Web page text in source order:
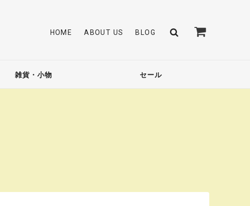
HOME ABOUT US BLOG
雑貨・小物 セール